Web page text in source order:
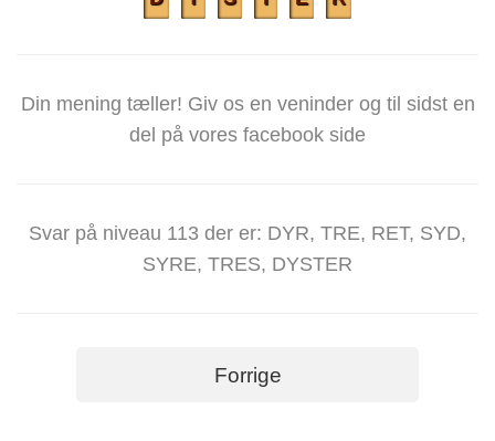
Din mening tæller! Giv os en veninder og til sidst en
del på vores facebook side
Svar på niveau 113 der er: DYR, TRE, RET, SYD,
SYRE, TRES, DYSTER
Forrige